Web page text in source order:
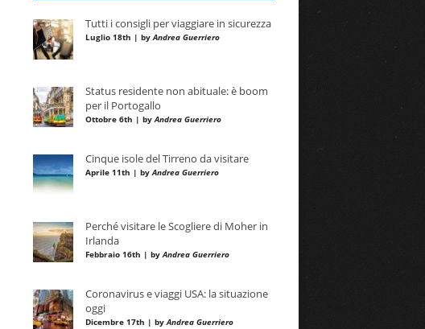
Tutti i consigli per viaggiare in sicurezza
Luglio 18th | byAndrea Guerriero
Status residente non abituale: è boom
per il Portogallo
Ottobre 6th | byAndrea Guerriero
Cinque isole del Tirreno da visitare
Aprile 11th | byAndrea Guerriero
Perché visitare le Scogliere di Moher in
Irlanda
Febbraio 16th | byAndrea Guerriero
Coronavirus e viaggi USA: la situazione
oggi
Dicembre 17th | byAndrea Guerriero